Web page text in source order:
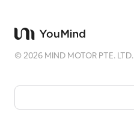
©2026 MIND MOTOR PTE. LTD.